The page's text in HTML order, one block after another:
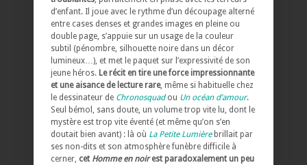
d’enfant. Il joue avec le rythme d’un découpage alterné
entre cases denses et grandes images en pleine ou
double page, s’appuie sur un usage de la couleur
subtil (pénombre, silhouette noire dans un décor
lumineux…), et met le paquet sur l’expressivité de son
jeune héros. Le récit en tire une force impressionnante
et une aisance de lecture rare, même si habituelle chez
le dessinateur de Chronosquadou Un océan d’amour.
Seul bémol, sans doute, un volume trop vite lu, dont le
mystère est trop vite éventé (et même qu’on s’en
doutait bien avant) : là où La Petite Lumièrebrillait par
ses non-dits et son atmosphère funèbre difficile à
cerner, cet Homme en noirest paradoxalement un peu